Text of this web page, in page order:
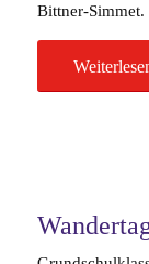
Bittner-Simmet.